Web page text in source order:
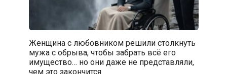
Женщина с любовником решили столкнуть
мужа с обрыва, чтобы забрать всё его
имущество… но они даже не представляли,
чем это закончится